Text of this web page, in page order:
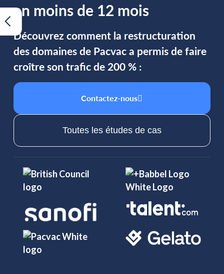
en moins de 12 mois
Découvrez comment la restructuration
des domaines de Pacvac a permis de faire
croître son trafic de 200 % :
Contactez-nous
Toutes les études de cas